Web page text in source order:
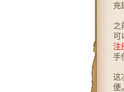
充
之
可
注
手
这
便。